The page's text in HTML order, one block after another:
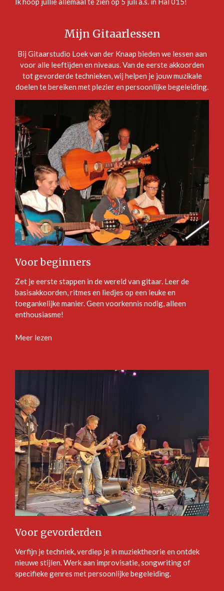
Mijn Gitaarlessen
Bij Gitaarstudio Loek van der Knaap bieden we lessen aan
voor alle leeftijden en niveaus. Van de eerste akkoorden
tot gevorderde technieken, wij helpen je jouw muzikale
doelen te bereiken met plezier en persoonlijke begeleiding.
Voor beginners
Zet je eerste stappen in de wereld van gitaar. Leer de
basisakkoorden, ritmes en liedjes op een leuke en
toegankelijke manier. Geen voorkennis nodig, alleen
enthousiasme!
Meer lezen
Voor gevorderden
Verfijn je techniek, verdiep je in muziektheorie en ontdek
nieuwe stijlen. Werk aan improvisatie, songwriting of
specifieke genres met persoonlijke begeleiding.